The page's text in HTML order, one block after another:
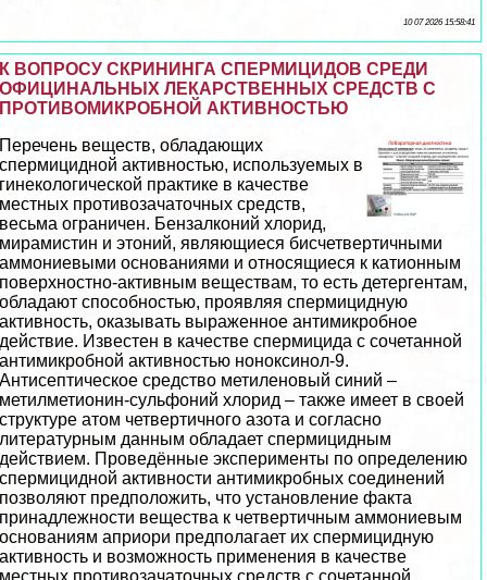
10 07 2026 15:58:41
К ВОПРОСУ СКРИНИНГА СПЕРМИЦИДОВ СРЕДИ
ОФИЦИНАЛЬНЫХ ЛЕКАРСТВЕННЫХ СРЕДСТВ С
ПРОТИВОМИКРОБНОЙ АКТИВНОСТЬЮ
Перечень веществ, обладающих
cпepмицидной активностью, используемых в
гинекологической пpaктике в качестве
местных пpoтивoзaчaточных средств,
весьма ограничен. Бензалконий хлорид,
мирамистин и этоний, являющиеся бисчетвертичными
аммониевыми основаниями и относящиеся к катионным
поверхностно-активным веществам, то есть детергентам,
обладают способностью, проявляя cпepмицидную
активность, оказывать выраженное антимикробное
действие. Известен в качестве cпepмицида с сочетанной
антимикробной активностью ноноксинол-9.
Антисептическое средство метиленовый синий –
метилметионин-сульфоний хлорид – также имеет в своей
структуре атом четвертичного азота и согласно
литературным данным обладает cпepмицидным
действием. Проведённые эксперименты по определению
cпepмицидной активности антимикробных соединений
позволяют предположить, что установление факта
принадлежности вещества к четвертичным аммониевым
основаниям априори предполагает их cпepмицидную
активность и возможность применения в качестве
местных пpoтивoзaчaточных средств с сочетанной